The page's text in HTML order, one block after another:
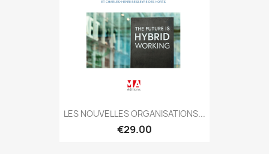
LES NOUVELLES ORGANISATIONS...
€29.00